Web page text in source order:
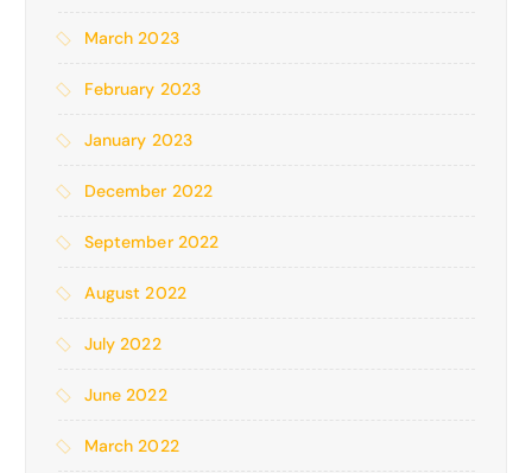
March 2023
February 2023
January 2023
December 2022
September 2022
August 2022
July 2022
June 2022
March 2022